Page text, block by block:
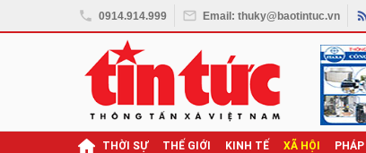
0914.914.999 Email: thuky@baotintuc.vn
THỜI SỰ THẾ GIỚI KINH TẾ XÃ HỘI